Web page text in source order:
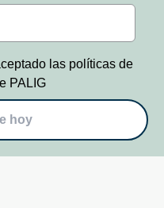
las políticas de
PALIG
hoy